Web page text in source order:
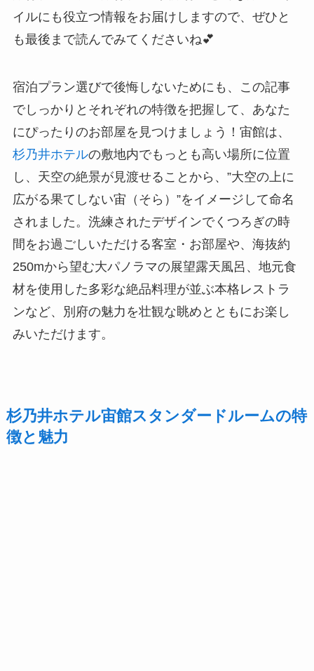
イルにも役立つ情報をお届けしますので、ぜひと
も最後まで読んでみてくださいね💕
宿泊プラン選びで後悔しないためにも、この記事
でしっかりとそれぞれの特徴を把握して、あなた
にぴったりのお部屋を見つけましょう！宙館は、
杉乃井ホテルの敷地内でもっとも高い場所に位置
し、天空の絶景が見渡せることから、”大空の上に
広がる果てしない宙（そら）”をイメージして命名
されました。洗練されたデザインでくつろぎの時
間をお過ごしいただける客室・お部屋や、海抜約
250mから望む大パノラマの展望露天風呂、地元食
材を使用した多彩な絶品料理が並ぶ本格レストラ
ンなど、別府の魅力を壮観な眺めとともにお楽し
みいただけます。
杉乃井ホテル宙館スタンダードルームの特
徴と魅力